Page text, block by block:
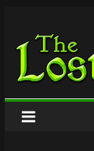
springen
The
Lost